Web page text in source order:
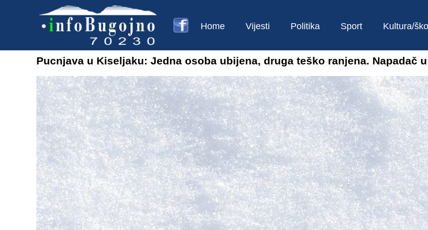
Home Vijesti Politika Sport Kultura/
Pucnjava u Kiseljaku: Jedna osoba ubijena, druga teško ranjena. Napadač